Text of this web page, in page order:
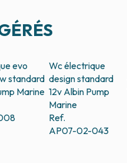
evo
standard
Marine
Wc électrique
design standard
12v Albin Pump
Marine
Ref.
AP07-02-043